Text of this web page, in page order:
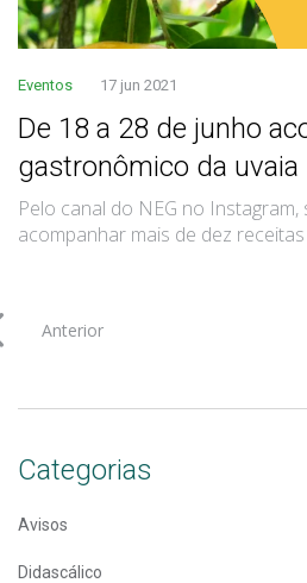
Eventos 17 jun 2021
De 18 a 28 de junho
gastronômico da uvaia
Pelo canal do NEG no Instagram,
acompanhar mais de dez receitas
Anterior
Categorias
Avisos
Didascálico